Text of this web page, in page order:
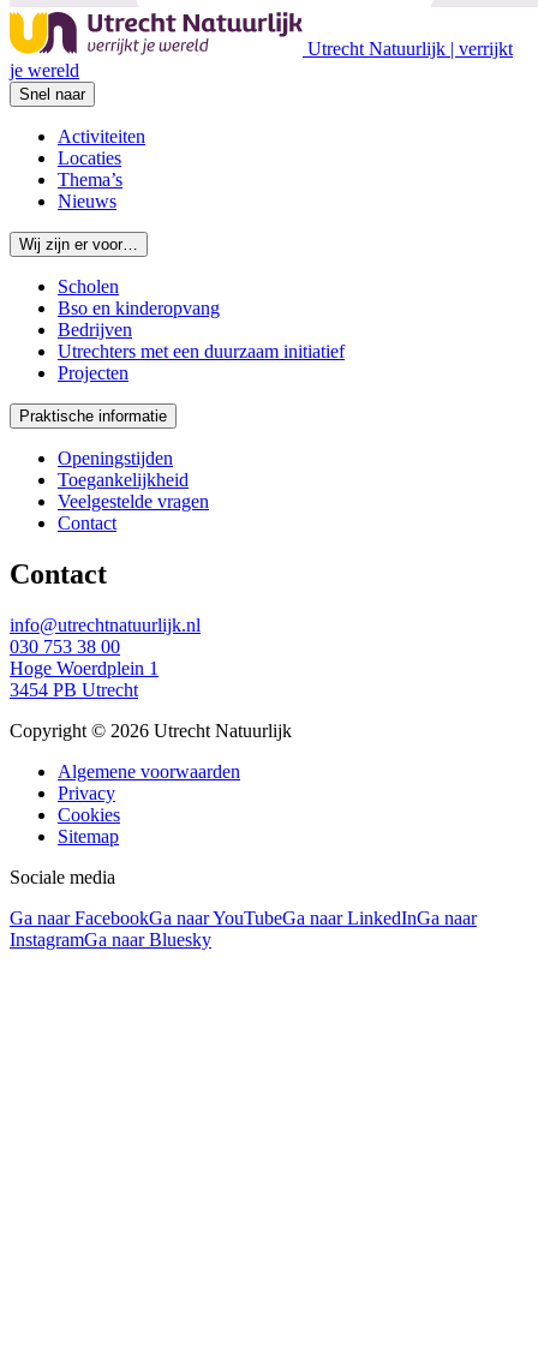
Utrecht Natuurlijk | verrijkt
je wereld
Snel naar
Activiteiten
Locaties
Thema’s
Nieuws
Wij zijn er voor…
Scholen
Bso en kinderopvang
Bedrijven
Utrechters met een duurzaam initiatief
Projecten
Praktische informatie
Openingstijden
Toegankelijkheid
Veelgestelde vragen
Contact
Contact
info@utrechtnatuurlijk.nl
030 753 38 00
Hoge Woerdplein 1
3454 PB Utrecht
Copyright © 2026 Utrecht Natuurlijk
Algemene voorwaarden
Privacy
Cookies
Sitemap
Sociale media
Ga naar FacebookGa naar YouTubeGa naar LinkedInGa naar
InstagramGa naar Bluesky